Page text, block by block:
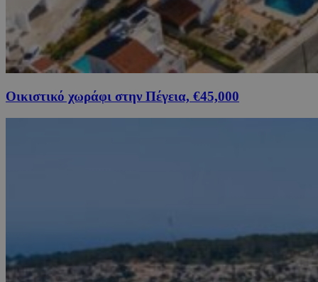
Οικιστικό χωράφι στην Πέγεια, €45,000